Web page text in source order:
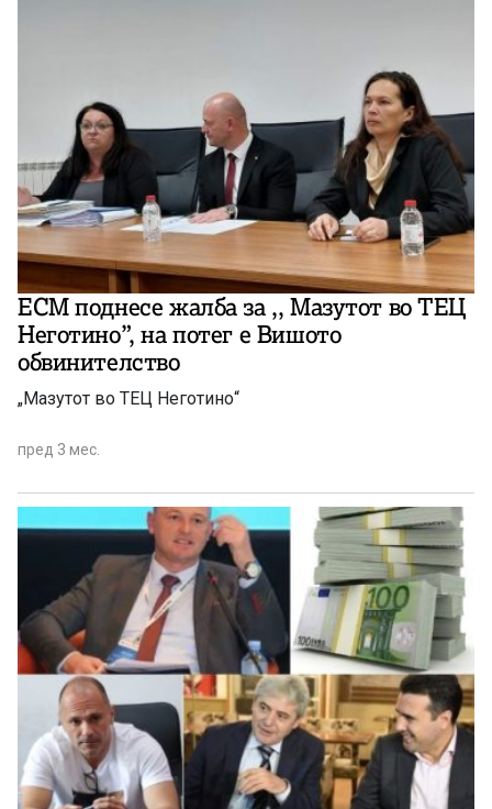
ЕСМ поднесе жалба за ,, Мазутот во ТЕЦ
Неготино”, на потег е Вишото
обвинителство
„Мазутот во ТЕЦ Неготино“
пред 3 мес.